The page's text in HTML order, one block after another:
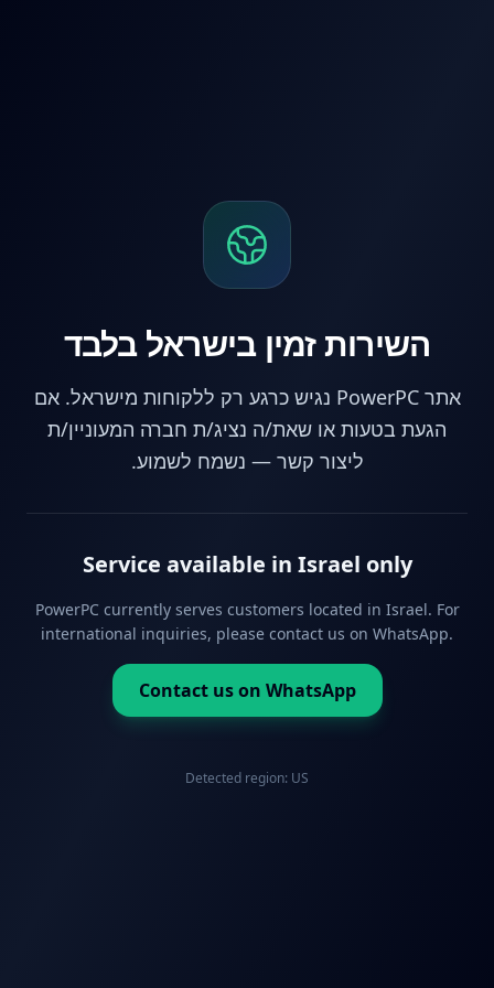
השירות זמין בישראל בלבד
אתר PowerPC נגיש כרגע רק ללקוחות מישראל. אם
הגעת בטעות או שאת/ה נציג/ת חברה המעוניין/ת
ליצור קשר — נשמח לשמוע.
Service available in Israel only
PowerPC currently serves customers located in Israel. For
international inquiries, please contact us on WhatsApp.
Contact us on WhatsApp
Detected region: US